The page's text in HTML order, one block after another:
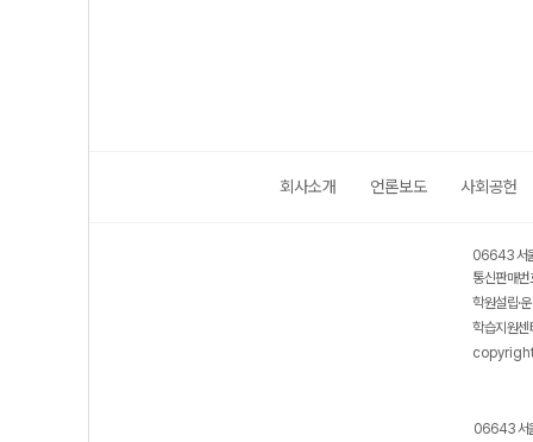
회사소개 언론보도 사회공헌
06643 서
통신판매
학원설립·
학습지원
06643 서